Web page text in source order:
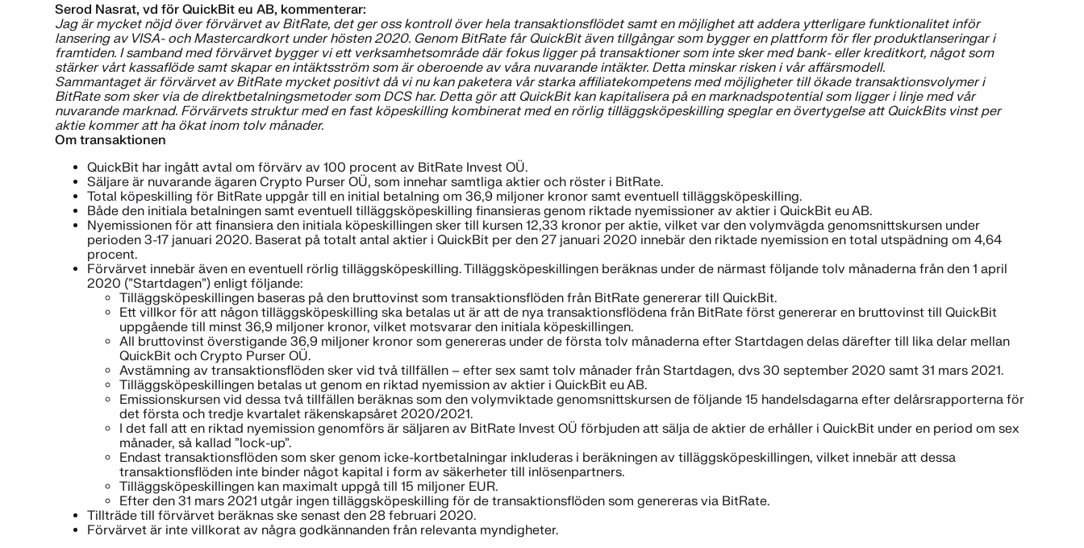
Serod Nasrat, vd för QuickBit eu AB, kommenterar:
Jag är mycket nöjd över förvärvet av BitRate, det ger oss kontroll över hela transaktionsflödet samt en möjlighet att addera ytterligare funktionalitet inför
lansering av VISA- och Mastercardkort under hösten 2020. Genom BitRate får QuickBit även tillgångar som bygger en plattform för fler produktlanseringar i
framtiden. I samband med förvärvet bygger vi ett verksamhetsområde där fokus ligger på transaktioner som inte sker med bank- eller kreditkort, något som
stärker vårt kassaflöde samt skapar en intäktsström som är oberoende av våra nuvarande intäkter. Detta minskar risken i vår affärsmodell.
Sammantaget är förvärvet av BitRate mycket positivt då vi nu kan paketera vår starka affiliatekompetens med möjligheter till ökade transaktionsvolymer i
BitRate som sker via de direktbetalningsmetoder som DCS har. Detta gör att QuickBit kan kapitalisera på en marknadspotential som ligger i linje med vår
nuvarande marknad. Förvärvets struktur med en fast köpeskilling kombinerat med en rörlig tilläggsköpeskilling speglar en övertygelse att QuickBits vinst per
aktie kommer att ha ökat inom tolv månader.
Om transaktionen
QuickBit har ingått avtal om förvärv av 100 procent av BitRate Invest OÜ.
Säljare är nuvarande ägaren Crypto Purser OÜ, som innehar samtliga aktier och röster i BitRate.
Total köpeskilling för BitRate uppgår till en initial betalning om 36,9 miljoner kronor samt eventuell tilläggsköpeskilling.
Både den initiala betalningen samt eventuell tilläggsköpeskilling finansieras genom riktade nyemissioner av aktier i QuickBit eu AB.
Nyemissionen för att finansiera den initiala köpeskillingen sker till kursen 12,33 kronor per aktie, vilket var den volymvägda genomsnittskursen under
perioden 3-17 januari 2020. Baserat på totalt antal aktier i QuickBit per den 27 januari 2020 innebär den riktade nyemission en total utspädning om 4,64
procent.
Förvärvet innebär även en eventuell rörlig tilläggsköpeskilling. Tilläggsköpeskillingen beräknas under de närmast följande tolv månaderna från den 1 april
2020 (”Startdagen”) enligt följande:
Tilläggsköpeskillingen baseras på den bruttovinst som transaktionsflöden från BitRate genererar till QuickBit.
Ett villkor för att någon tilläggsköpeskilling ska betalas ut är att de nya transaktionsflödena från BitRate först genererar en bruttovinst till QuickBit
uppgående till minst 36,9 miljoner kronor, vilket motsvarar den initiala köpeskillingen.
All bruttovinst överstigande 36,9 miljoner kronor som genereras under de första tolv månaderna efter Startdagen delas därefter till lika delar mellan
QuickBit och Crypto Purser OÜ.
Avstämning av transaktionsflöden sker vid två tillfällen – efter sex samt tolv månader från Startdagen, dvs 30 september 2020 samt 31 mars 2021.
Tilläggsköpeskillingen betalas ut genom en riktad nyemission av aktier i QuickBit eu AB.
Emissionskursen vid dessa två tillfällen beräknas som den volymviktade genomsnittskursen de följande 15 handelsdagarna efter delårsrapporterna för
det första och tredje kvartalet räkenskapsåret 2020/2021.
I det fall att en riktad nyemission genomförs är säljaren av BitRate Invest OÜ förbjuden att sälja de aktier de erhåller i QuickBit under en period om sex
månader, så kallad ”lock-up”.
Endast transaktionsflöden som sker genom icke-kortbetalningar inkluderas i beräkningen av tilläggsköpeskillingen, vilket innebär att dessa
transaktionsflöden inte binder något kapital i form av säkerheter till inlösenpartners.
Tilläggsköpeskillingen kan maximalt uppgå till 15 miljoner EUR.
Efter den 31 mars 2021 utgår ingen tilläggsköpeskilling för de transaktionsflöden som genereras via BitRate.
Tillträde till förvärvet beräknas ske senast den 28 februari 2020.
Förvärvet är inte villkorat av några godkännanden från relevanta myndigheter.